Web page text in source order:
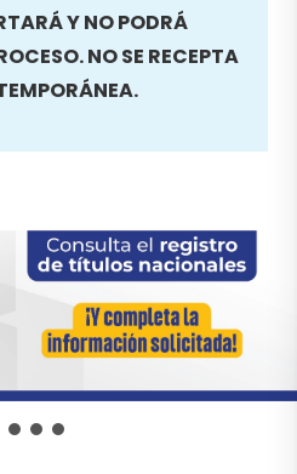
Y NO PODRÁ
NO SE RECEPTA